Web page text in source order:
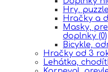
Hry,
Hračky a
Masky,
doplnky (0)
Bicykle,
Hračky od 3
Lehátka,